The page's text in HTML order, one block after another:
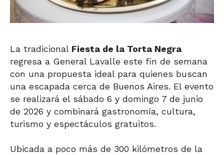
La tradicional Fiesta de la Torta Negra
regresa a General Lavalle este fin de semana
con una propuesta ideal para quienes buscan
una escapada cerca de Buenos Aires. El evento
se realizará el sábado 6 y domingo 7 de junio
de 2026 y combinará gastronomía, cultura,
turismo y espectáculos gratuitos.
Ubicada a poco más de 300 kilómetros de la